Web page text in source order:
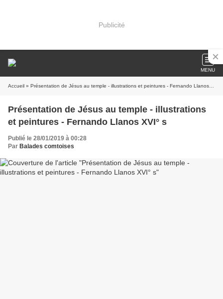
Publicité
MENU
Accueil » Présentation de Jésus au temple - illustrations et peintures - Fernando Llanos XVI° s
Présentation de Jésus au temple - illustrations
et peintures - Fernando Llanos XVI° s
Publié le 28/01/2019 à 00:28
Par Balades comtoises